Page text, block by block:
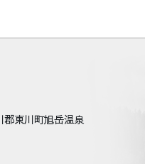
東川町旭岳温泉